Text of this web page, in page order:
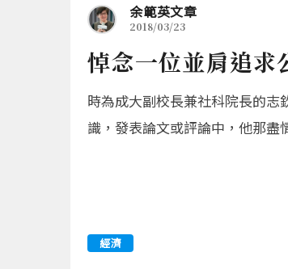
余範英文章
2018/03/23
悼念一位並肩追求
時為成大副校長兼社科院長的
識，發表論文或評論中，他那盡
經濟